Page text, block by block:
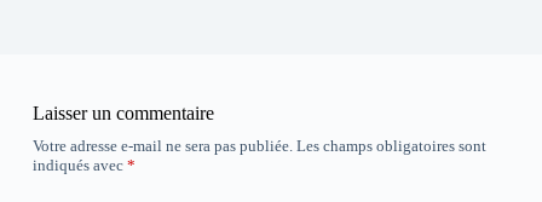
Laisser un commentaire
Votre adresse e-mail ne sera pas publiée. Les champs obligatoires sont
indiqués avec *